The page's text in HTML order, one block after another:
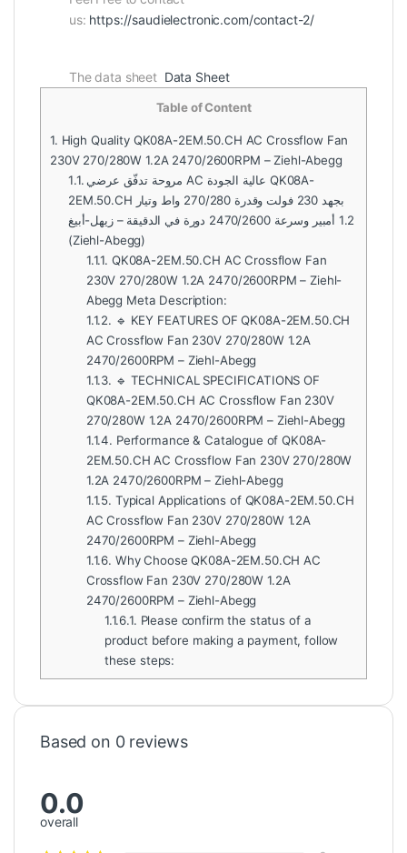
us: https://saudielectronic.com/contact-2/
The data sheet Data Sheet
Table of Content
1. High Quality QK08A-2EM.50.CH AC Crossflow Fan
230V 270/280W 1.2A 2470/2600RPM – Ziehl-Abegg
1.1.مروحة تدفّق عرضي AC عالية الجودة QK08A-
2EM.50.CH بجهد 230 فولت وقدرة 270/280 واط وتيار
1.2 أمبير وسرعة 2470/2600 دورة في الدقيقة – زيهل-أبيغ
(Ziehl-Abegg)
1.1.1. QK08A-2EM.50.CH AC Crossflow Fan
230V 270/280W 1.2A 2470/2600RPM – Ziehl-
Abegg Meta Description:
1.1.2. 🔹 KEY FEATURES OF QK08A-2EM.50.CH
AC Crossflow Fan 230V 270/280W 1.2A
2470/2600RPM – Ziehl-Abegg
1.1.3. 🔹 TECHNICAL SPECIFICATIONS OF
QK08A-2EM.50.CH AC Crossflow Fan 230V
270/280W 1.2A 2470/2600RPM – Ziehl-Abegg
1.1.4. Performance & Catalogue of QK08A-
2EM.50.CH AC Crossflow Fan 230V 270/280W
1.2A 2470/2600RPM – Ziehl-Abegg
1.1.5. Typical Applications of QK08A-2EM.50.CH
AC Crossflow Fan 230V 270/280W 1.2A
2470/2600RPM – Ziehl-Abegg
1.1.6. Why Choose QK08A-2EM.50.CH AC
Crossflow Fan 230V 270/280W 1.2A
2470/2600RPM – Ziehl-Abegg
1.1.6.1. Please confirm the status of a
product before making a payment, follow
these steps:
Based on 0 reviews
0.0
overall